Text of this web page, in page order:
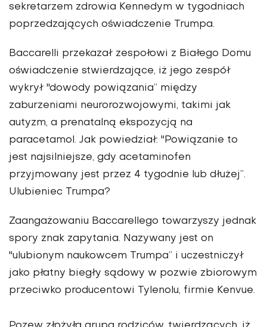
sekretarzem zdrowia Kennedym w tygodniach
poprzedzających oświadczenie Trumpa.
Baccarelli przekazał zespołowi z Białego Domu
oświadczenie stwierdzające, iż jego zespół
wykrył "dowody powiązania” między
zaburzeniami neurorozwojowymi, takimi jak
autyzm, a prenatalną ekspozycją na
paracetamol. Jak powiedział: "Powiązanie to
jest najsilniejsze, gdy acetaminofen
przyjmowany jest przez 4 tygodnie lub dłużej”.
Ulubieniec Trumpa?
Zaangażowaniu Baccarellego towarzyszy jednak
spory znak zapytania. Nazywany jest on
"ulubionym naukowcem Trumpa” i uczestniczył
jako płatny biegły sądowy w pozwie zbiorowym
przeciwko producentowi Tylenolu, firmie Kenvue.